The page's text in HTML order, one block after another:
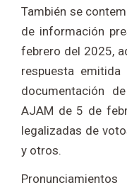
También se
de información
febrero del 2025,
respuesta
documentación
AJAM de 5 de
legalizadas de
y otros.